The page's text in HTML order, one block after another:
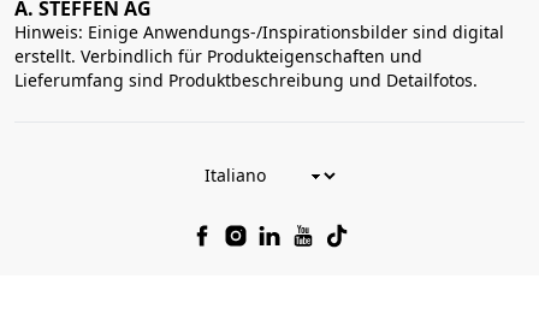
A. STEFFEN AG
Hinweis: Einige Anwendungs-/Inspirationsbilder sind digital
erstellt. Verbindlich für Produkteigenschaften und
Lieferumfang sind Produktbeschreibung und Detailfotos.